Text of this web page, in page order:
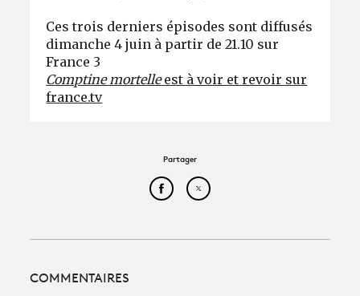
Ces trois derniers épisodes sont diffusés
dimanche 4 juin à partir de 21.10 sur
France 3
Comptine mortelleest à voir et revoir sur
france.tv
Partager
Partager cet article sur
Partager cet article sur
COMMENTAIRES